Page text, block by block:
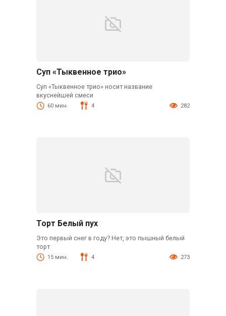
Суп «Тыквенное трио»
Суп «Тыквенное трио» носит название
вкуснейшей смеси
60 мин. 4 282
Торт Белый пух
Это первый снег в году? Нет, это пышный белый
торт
15 мин. 4 273